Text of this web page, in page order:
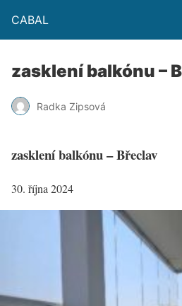
CABAL
zasklení balkónu –
Radka Zipsová
zasklení balkónu – Břeclav
30. října 2024